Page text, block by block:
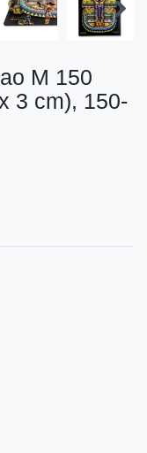
M 150
3 cm), 150-